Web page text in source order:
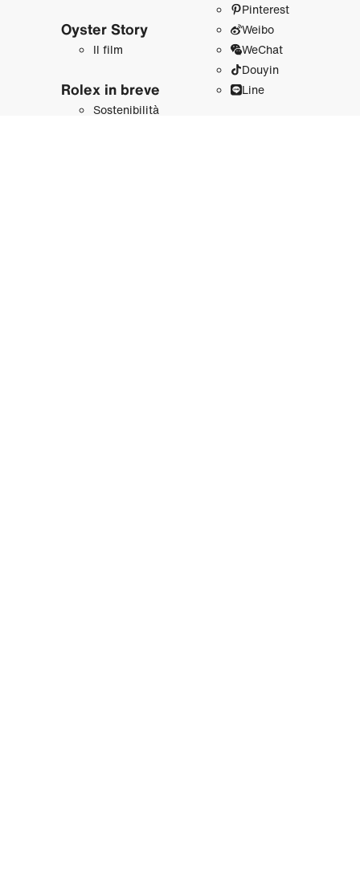
Oyster Story
Il film
Rolex in breve
Sostenibilità
Pinterest
Weibo
WeChat
Douyin
Line